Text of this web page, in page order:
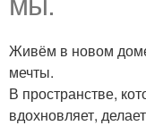
Живём в новом
мечты.
В пространстве,
вдохновляет,